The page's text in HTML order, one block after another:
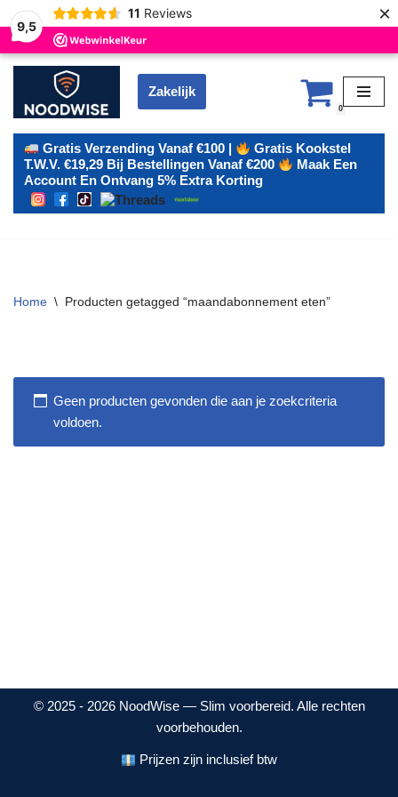
9,5
11 Reviews ×
Ga
naar
de
inhoud
Zakelijk
0
Gratis Verzending Vanaf €100 |
Gratis Kookstel
T.w.v. €19,29 Bij Bestellingen Vanaf €200
Maak Een
Account En Ontvang 5% Extra Korting
Home \ Producten getagged “maandabonnement eten”
Geen producten gevonden die aan je zoekcriteria
voldoen.
© 2025 - 2026 NoodWise — Slim voorbereid. Alle rechten
voorbehouden.
Prijzen zijn inclusief btw